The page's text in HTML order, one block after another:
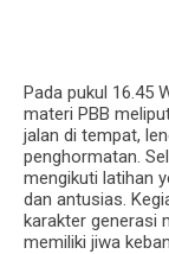
Pada pukul 16.45
materi PBB
jalan di tempat,
penghormatan.
mengikuti latihan
dan antusias.
karakter generasi
memiliki jiwa